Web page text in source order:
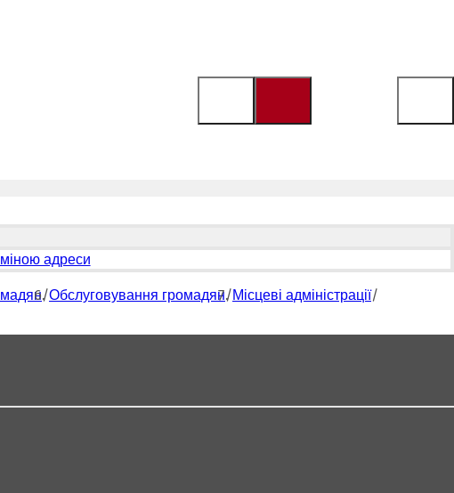
адреси
Обслуговування громадян Місцеві адміністрації